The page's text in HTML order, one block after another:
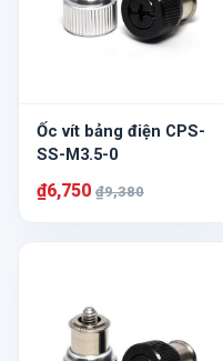
Ốc vít bảng điện CPS-
SS-M3.5-0
₫6,750 ₫9,380